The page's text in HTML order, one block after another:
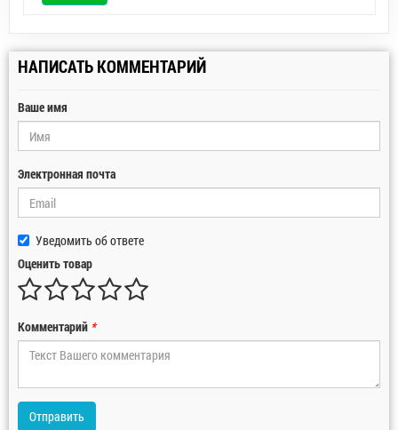
НАПИСАТЬ КОММЕНТАРИЙ
Ваше имя
Электронная почта
Уведомить об ответе
Оценить товар
Комментарий *
Отправить